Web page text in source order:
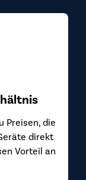
Preisen, die
direkt
Vorteil an